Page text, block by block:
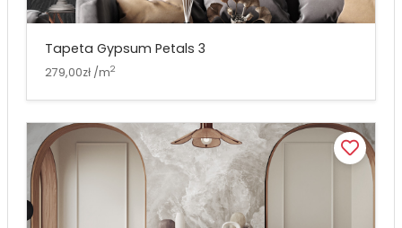
Tapeta Gypsum Petals 3
279,00zł /m2